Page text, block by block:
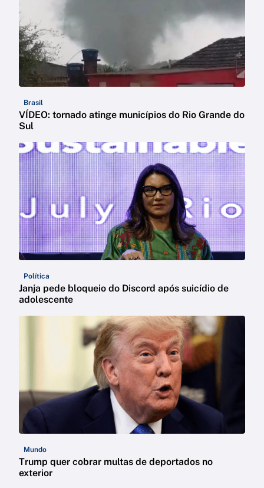
Brasil
VÍDEO: tornado atinge municípios do Rio Grande do
Sul
Política
Janja pede bloqueio do Discord após suicídio de
adolescente
Mundo
Trump quer cobrar multas de deportados no
exterior